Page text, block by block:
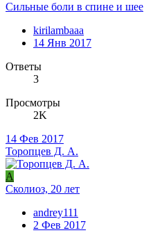
Сильные боли в спине и шее
kirilambaaa
14 Янв 2017
Ответы
3
Просмотры
2K
14 Фев 2017
Торопцев Д. А.
A
Сколиоз, 20 лет
andrey111
2 Фев 2017